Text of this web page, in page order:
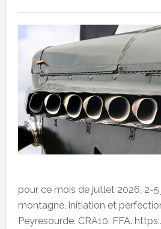
pour ce mois de juillet 2026. 2-5
montagne, initiation et
Peyresourde. CRA10. FFA.